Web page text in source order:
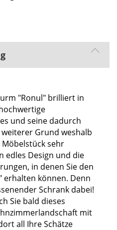
"Ronul" brilliert in
und seine dadurch
Grund weshalb
sehr
edles Design und die
in denen Sie den
erhalten können. Denn
Schrank dabei!
Sie bald dieses
mit
all Ihre Schätze